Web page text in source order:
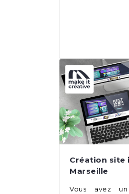
Création site
Marseille
Vous avez